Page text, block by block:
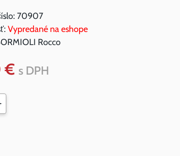
70907
Vypredané na eshope
Rocco
€ s DPH